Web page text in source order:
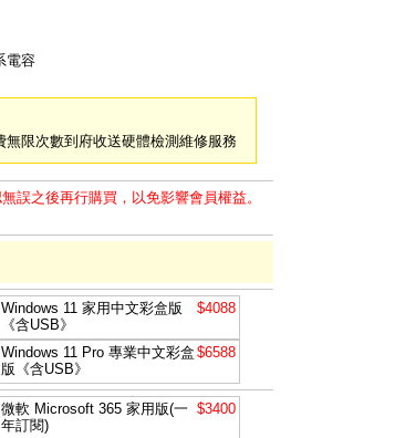
電容
限次數到府收送硬體檢測維修服務
誤之後再行購買，以免影響會員權益。
Windows 11 家用中文彩盒版
《含USB》
$4088
Windows 11 Pro 專業中文彩盒
版《含USB》
$6588
微軟 Microsoft 365 家用版(一
年訂閱)
$3400